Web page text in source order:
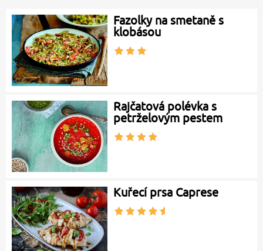
Fazolky na smetaně s
klobásou
Rajčatová polévka s
petrželovým pestem
Kuřecí prsa Caprese